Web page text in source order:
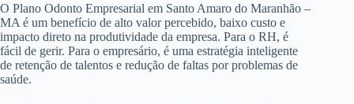
O Plano Odonto Empresarial em Santo Amaro do Maranhão –
MA é um benefício de alto valor percebido, baixo custo e
impacto direto na produtividade da empresa. Para o RH, é
fácil de gerir. Para o empresário, é uma estratégia inteligente
de retenção de talentos e redução de faltas por problemas de
saúde.